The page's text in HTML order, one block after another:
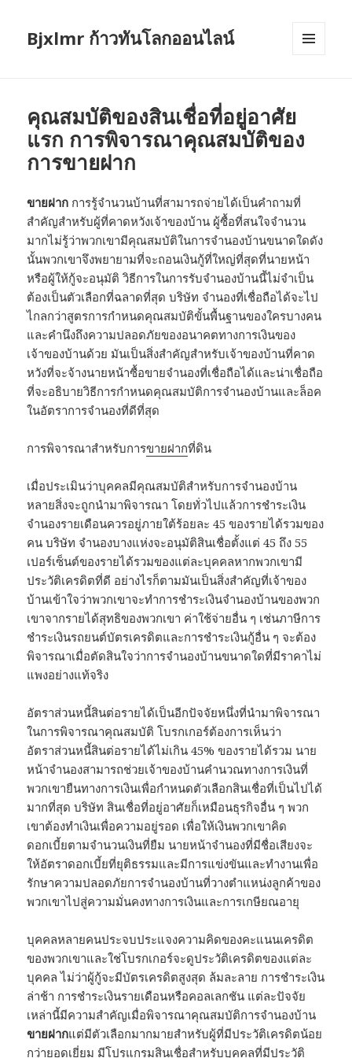
Bjxlmr ก้าวทันโลกออนไลน์
คุณสมบัติของสินเชื่อที่อยู่อาศัย
แรก การพิจารณาคุณสมบัติของ
การขายฝาก
ขายฝาก การรู้จำนวนบ้านที่สามารถจ่ายได้เป็นคำถามที่
สำคัญสำหรับผู้ที่คาดหวังเจ้าของบ้าน ผู้ซื้อที่สนใจจำนวน
มากไม่รู้ว่าพวกเขามีคุณสมบัติในการจำนองบ้านขนาดใดดัง
นั้นพวกเขาจึงพยายามที่จะถอนเงินกู้ที่ใหญ่ที่สุดที่นายหน้า
หรือผู้ให้กู้จะอนุมัติ วิธีการในการรับจำนองบ้านนี้ไม่จำเป็น
ต้องเป็นตัวเลือกที่ฉลาดที่สุด บริษัท จำนองที่เชื่อถือได้จะไป
ไกลกว่าสูตรการกำหนดคุณสมบัติขั้นพื้นฐานของใครบางคน
และคำนึงถึงความปลอดภัยของอนาคตทางการเงินของ
เจ้าของบ้านด้วย มันเป็นสิ่งสำคัญสำหรับเจ้าของบ้านที่คาด
หวังที่จะจ้างนายหน้าซื้อขายจำนองที่เชื่อถือได้และน่าเชื่อถือ
ที่จะอธิบายวิธีการกำหนดคุณสมบัติการจำนองบ้านและล็อค
ในอัตราการจำนองที่ดีที่สุด
การพิจารณาสำหรับการขายฝากที่ดิน
เมื่อประเมินว่าบุคคลมีคุณสมบัติสำหรับการจำนองบ้าน
หลายสิ่งจะถูกนำมาพิจารณา โดยทั่วไปแล้วการชำระเงิน
จำนองรายเดือนควรอยู่ภายใต้ร้อยละ 45 ของรายได้รวมของ
คน บริษัท จำนองบางแห่งจะอนุมัติสินเชื่อตั้งแต่ 45 ถึง 55
เปอร์เซ็นต์ของรายได้รวมของแต่ละบุคคลหากพวกเขามี
ประวัติเครดิตที่ดี อย่างไรก็ตามมันเป็นสิ่งสำคัญที่เจ้าของ
บ้านเข้าใจว่าพวกเขาจะทำการชำระเงินจำนองบ้านของพวก
เขาจากรายได้สุทธิของพวกเขา ค่าใช้จ่ายอื่น ๆ เช่นภาษีการ
ชำระเงินรถยนต์บัตรเครดิตและการชำระเงินกู้อื่น ๆ จะต้อง
พิจารณาเมื่อตัดสินใจว่าการจำนองบ้านขนาดใดที่มีราคาไม่
แพงอย่างแท้จริง
อัตราส่วนหนี้สินต่อรายได้เป็นอีกปัจจัยหนึ่งที่นำมาพิจารณา
ในการพิจารณาคุณสมบัติ โบรกเกอร์ต้องการเห็นว่า
อัตราส่วนหนี้สินต่อรายได้ไม่เกิน 45% ของรายได้รวม นาย
หน้าจำนองสามารถช่วยเจ้าของบ้านคำนวณทางการเงินที่
พวกเขายืนทางการเงินเพื่อกำหนดตัวเลือกสินเชื่อที่เป็นไปได้
มากที่สุด บริษัท สินเชื่อที่อยู่อาศัยก็เหมือนธุรกิจอื่น ๆ พวก
เขาต้องทำเงินเพื่อความอยู่รอด เพื่อให้เงินพวกเขาคิด
ดอกเบี้ยตามจำนวนเงินที่ยืม นายหน้าจำนองที่มีชื่อเสียงจะ
ให้อัตราดอกเบี้ยที่ยุติธรรมและมีการแข่งขันและทำงานเพื่อ
รักษาความปลอดภัยการจำนองบ้านที่วางตำแหน่งลูกค้าของ
พวกเขาไปสู่ความมั่นคงทางการเงินและการเกษียณอายุ
บุคคลหลายคนประจบประแจงความคิดของคะแนนเครดิต
ของพวกเขาและใช่โบรกเกอร์จะดูประวัติเครดิตของแต่ละ
บุคคล ไม่ว่าผู้กู้จะมีบัตรเครดิตสูงสุด ล้มละลาย การชำระเงิน
ล่าช้า การชำระเงินรายเดือนหรือคอลเลกชัน แต่ละปัจจัย
เหล่านี้มีความสำคัญเมื่อพิจารณาคุณสมบัติการจำนองบ้าน
ขายฝากแต่มีตัวเลือกมากมายสำหรับผู้ที่มีประวัติเครดิตน้อย
กว่ายอดเยี่ยม มีโปรแกรมสินเชื่อสำหรับบุคคลที่มีประวัติ